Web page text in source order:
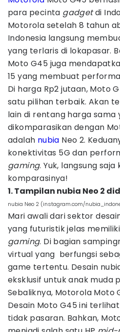
para pecinta gadgetdi
Motorola setelah 8 tahun
Indonesia langsung
yang terlaris di lokapasar.
Moto G45 juga
15 yang membuat
Di harga Rp2 jutaan, Moto
satu pilihan terbaik. Akan
lain di rentang harga sama
dikomparasikan dengan
adalah nubia Neo 2.
konektivitas 5G dan
gaming. Yuk, langsung saja
komparasinya!
1. Tampilan nubia Neo 2
nubia Neo 2 (instagram.com/
Mari awali dari sektor
yang futuristik jelas
gaming. Di bagian
virtual yang berfungsi
game tertentu. Desain
eksklusif untuk anak muda
Sebaliknya, Motorola Moto
Desain Moto G45 ini
tidak pasaran. Bahkan,